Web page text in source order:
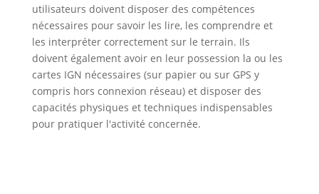
utilisateurs doivent disposer des compétences
nécessaires pour savoir les lire, les comprendre et
les interpréter correctement sur le terrain. Ils
doivent également avoir en leur possession la ou les
cartes IGN nécessaires (sur papier ou sur GPS y
compris hors connexion réseau) et disposer des
capacités physiques et techniques indispensables
pour pratiquer l'activité concernée.